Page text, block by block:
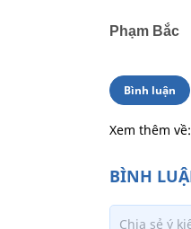
Phạm Bắc
Bình luận
Xem thêm về: